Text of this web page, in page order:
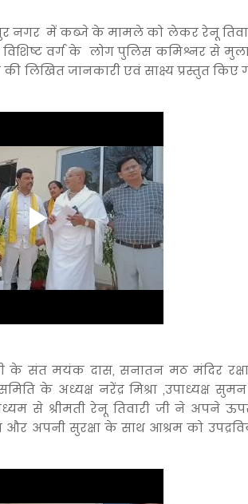
नगर में कब्जे के मामले को लेकर रेनू
वर्ग के लोग पुलिस कमिश्नर से
लिखित जानकारी एवं साक्ष्य प्रस्तुत किए
के संत मयंक दास, सनातन मठ मंदिर
के अध्यक्ष नरेंद्र मिश्रा ,उपाध्यक्ष
से श्रीमती रेनू तिवारी जी ने अपने
और अपनी सुरक्षा के साथ आश्रम को